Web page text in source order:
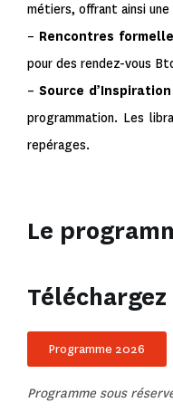
métiers, offrant ainsi une
– Rencontres
pour des rendez-vous
– Source d’Inspiration
programmation. Les
repérages.
Le
Programme 2026
Programme sous